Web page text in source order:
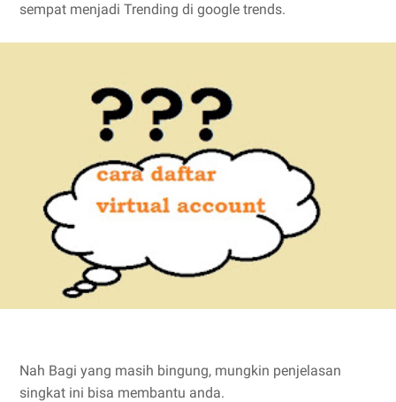
sempat menjadi Trending di google trends.
Nah Bagi yang masih bingung, mungkin penjelasan
singkat ini bisa membantu anda.